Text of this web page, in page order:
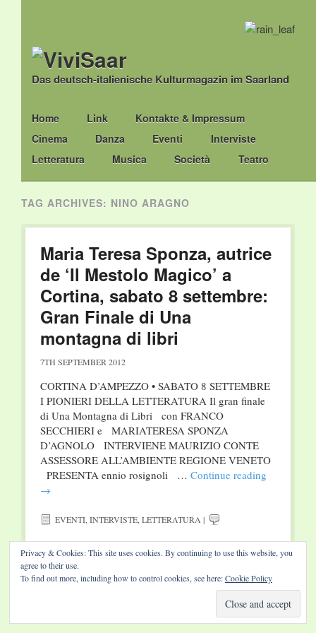
Das deutsch-italienische Kulturmagazin im Saarland
Main menu
Skip
to
content
Home Link
Kontakte & Impressum
Cinema
Danza Eventi
Interviste
Letteratura
Musica Società Teatro
TAG ARCHIVES: NINO ARAGNO
Maria Teresa Sponza, autrice
de ‘Il Mestolo Magico’ a
Cortina, sabato 8 settembre:
Gran Finale di Una
montagna di libri
7TH SEPTEMBER 2012
CORTINA D’AMPEZZO • SABATO 8 SETTEMBRE
I PIONIERI DELLA LETTERATURA Il gran finale
di Una Montagna di Libri con FRANCO
SECCHIERI e MARIATERESA SPONZA
D’AGNOLO INTERVIENE MAURIZIO CONTE
ASSESSORE ALL’AMBIENTE REGIONE VENETO
PRESENTA ennio rosignoli … Continue reading
→
EVENTI,INTERVISTE,LETTERATURA |
Privacy & Cookies: This site uses cookies. By continuing to use this website, you
agree to their use.
To find out more, including how to control cookies, see here:Cookie Policy